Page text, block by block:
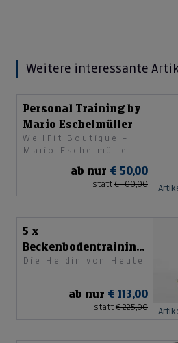
Weitere interessante
Personal Training by
Mario Eschelmüller
WellFit Boutique –
Mario Eschelmüller
ab nur € 50,00
statt € 100,00
5 x
Beckenbodentraining
mit Pelvi-Magnetfeld
Die Heldin von Heute
ab nur € 113,00
statt € 225,00